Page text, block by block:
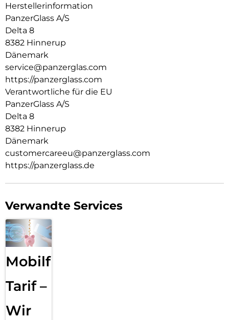
Herstellerinformation
PanzerGlass A/S
Delta 8
8382 Hinnerup
Dänemark
service@panzerglas.com
https://panzerglass.com
Verantwortliche für die EU
PanzerGlass A/S
Delta 8
8382 Hinnerup
Dänemark
customercareeu@panzerglass.com
https://panzerglass.de
Verwandte Services
Mobilfunk
Tarif –
Wir